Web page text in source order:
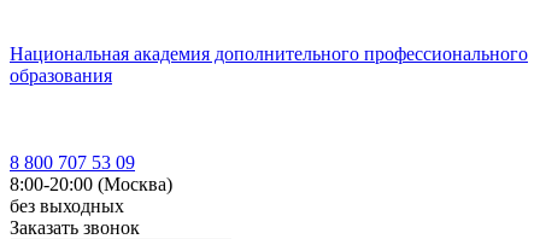
Национальная академия дополнительного профессионального
образования
8 800 707 53 09
8:00-20:00 (Москва)
без выходных
Заказать звонок